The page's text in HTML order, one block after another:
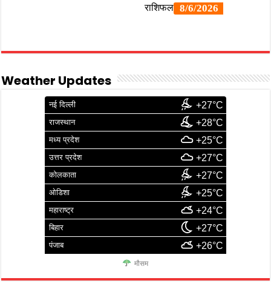
Weather Updates
नई दिल्ली +27°C
राजस्थान +28°C
मध्य प्रदेश +25°C
उत्तर प्रदेश +27°C
कोलकाता +27°C
ओडिशा +25°C
महाराष्ट्र +24°C
बिहार +27°C
पंजाब +26°C
मौसम